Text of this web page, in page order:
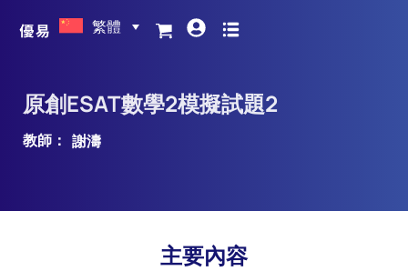
繁體
原創ESAT數學2模擬試題2
教師： 謝濤
主要內容